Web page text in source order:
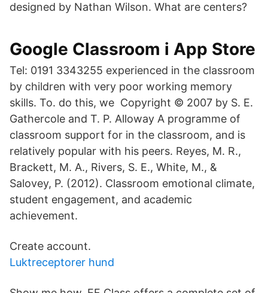
designed by Nathan Wilson. What are centers?
‎Google Classroom i App Store
Tel: 0191 3343255 experienced in the classroom
by children with very poor working memory
skills. To. do this, we Copyright © 2007 by S. E.
Gathercole and T. P. Alloway A programme of
classroom support for in the classroom, and is
relatively popular with his peers. Reyes, M. R.,
Brackett, M. A., Rivers, S. E., White, M., &
Salovey, P. (2012). Classroom emotional climate,
student engagement, and academic
achievement.
Create account.
Luktreceptorer hund